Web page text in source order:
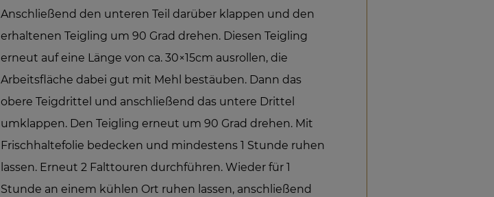
Anschließend den unteren Teil darüber klappen und den
erhaltenen Teigling um 90 Grad drehen. Diesen Teigling
erneut auf eine Länge von ca. 30×15cm ausrollen, die
Arbeitsfläche dabei gut mit Mehl bestäuben. Dann das
obere Teigdrittel und anschließend das untere Drittel
umklappen. Den Teigling erneut um 90 Grad drehen. Mit
Frischhaltefolie bedecken und mindestens 1 Stunde ruhen
lassen. Erneut 2 Falttouren durchführen. Wieder für 1
Stunde an einem kühlen Ort ruhen lassen, anschließend